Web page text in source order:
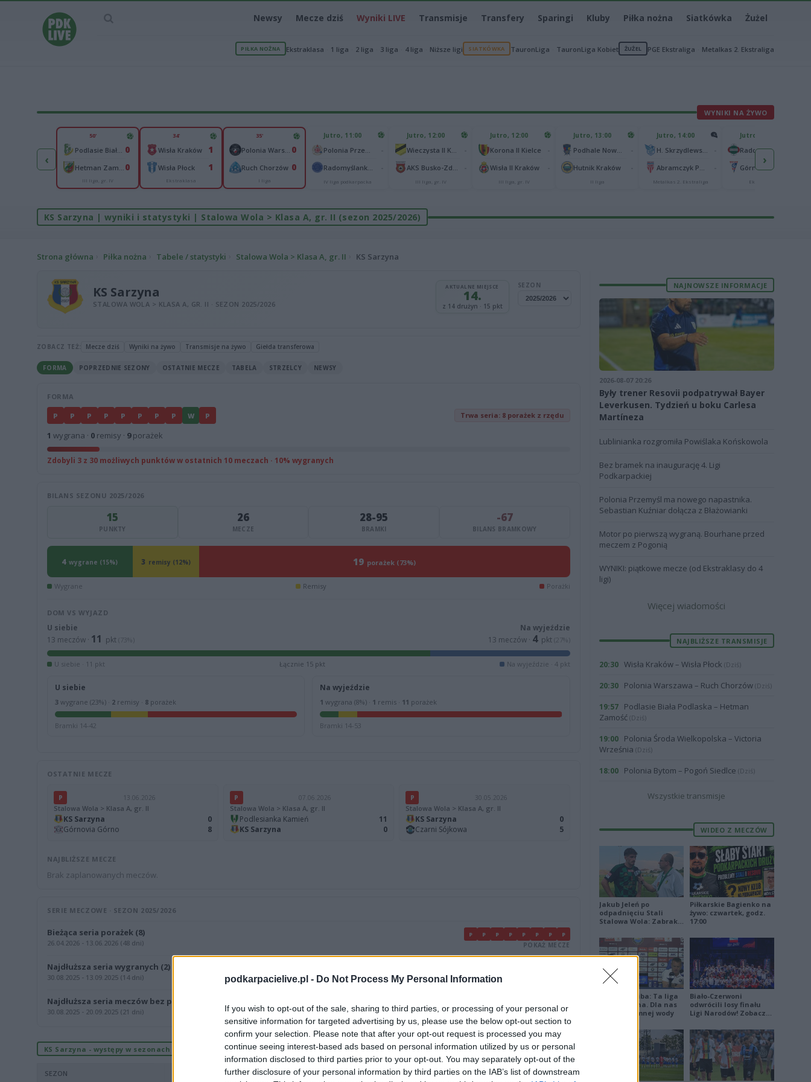
podkarpacielive.pl - Do Not Process My Personal Information
If you wish to opt-out of the sale, sharing to third parties, or processing of your personal or
sensitive information for targeted advertising by us, please use the below opt-out section to
confirm your selection. Please note that after your opt-out request is processed you may
continue seeing interest-based ads based on personal information utilized by us or personal
information disclosed to third parties prior to your opt-out. You may separately opt-out of the
further disclosure of your personal information by third parties on the IAB’s list of downstream
Newsy Mecze dziś Wyniki LIVE Transmisje Transfery Sparingi Kluby Piłka nożna Siatkówka Żużel
PIŁKA NOŻNA Ekstraklasa 1 liga 2 liga 3 liga 4 liga Niższe ligi SIATKÓWKA TauronLiga TauronLiga Kobiet ŻUŻEL PGE Ekstraliga Metalkas 2. Ekstraliga
WYNIKI NA ŻYWO
‹
Bytom 2
Siedlce 2
50'
0
0
III liga, gr. IV
34'
Wisła Kraków 1
Wisła Płock 1
Ekstraklasa
35'
0
Ruch Chorzów 0
I liga
Jutro, 11:00
IV liga podkarpacka
Jutro, 12:00
III liga, gr. IV
Jutro, 12:00
Korona II Kielce
Wisła II Kraków
III liga, gr. IV
Jutro, 13:00
Hutnik Kraków
II liga
Jutro, 14:00
Metalkas 2. Ekstraliga
Jutro, 14:45
Górnik Zabrze
Ekstraklasa
›
KS Sarzyna | wyniki i statystyki | Stalowa Wola > Klasa A, gr. II (sezon 2025/2026)
Strona główna Piłka nożna Tabele / statystyki Stalowa Wola > Klasa A, gr. II KS Sarzyna
KS Sarzyna
STALOWA WOLA > KLASA A, GR. II · SEZON 2025/2026
AKTUALNE MIEJSCE
14.
z 14 drużyn · 15 pkt
SEZON
ZOBACZ TEŻ: Mecze dziś Wyniki na żywo Transmisje na żywo Giełda transferowa
FORMA POPRZEDNIE SEZONY OSTATNIE MECZE TABELA STRZELCY NEWSY
FORMA
P P P P P P P P W P Trwa seria: 8 porażek z rzędu
1 wygrana · 0 remisy · 9porażek
Zdobyli 3 z 30 możliwych punktów w ostatnich 10 meczach · 10% wygranych
BILANS SEZONU 2025/2026
15
PUNKTY
26
MECZE
28-95
BRAMKI
-67
BILANS BRAMKOWY
4 wygrane (15%) 3 remisy (12%) 19 porażek (73%)
Wygrane Remisy Porażki
DOM VS WYJAZD
U siebie
13 meczów · 11 pkt (73%)
Na wyjeździe
13 meczów · 4 pkt (27%)
U siebie · 11 pkt Łącznie 15 pkt Na wyjeździe · 4 pkt
U siebie
3 wygrane (23%) · 2 remisy · 8 porażek
Bramki 14-42
Na wyjeździe
1 wygrana (8%) · 1 remis · 11 porażek
Bramki 14-53
OSTATNIE MECZE
P 13.06.2026
Stalowa Wola > Klasa A, gr. II
KS Sarzyna
0
Górnovia Górno
8
P 07.06.2026
Stalowa Wola > Klasa A, gr. II
Podlesianka Kamień
11
KS Sarzyna
0
P 30.05.2026
Stalowa Wola > Klasa A, gr. II
KS Sarzyna
0
Czarni Sójkowa
5
NAJBLIŻSZE MECZE
Brak zaplanowanych meczów.
SERIE MECZOWE · SEZON 2025/2026
Bieżąca seria porażek (8)
26.04.2026 - 13.06.2026 (48 dni)
P P P P P P P P
POKAŻ MECZE
Najdłuższa seria wygranych (2)
30.08.2025 - 13.09.2025 (14 dni)
Najdłuższa seria meczów bez porażki (3)
30.08.2025 - 20.09.2025 (21 dni) POKAŻ MECZE
KS Sarzyna - występy w sezonach
SEZON LIGA MIEJSCE
NAJNOWSZE INFORMACJE
2026-08-07 20:26
Były trener Resovii podpatrywał Bayer
Leverkusen. Tydzień u boku Carlesa
Martíneza
Lublinianka rozgromiła Powiślaka Końskowola
Bez bramek na inaugurację 4. Ligi
Podkarpackiej
Polonia Przemyśl ma nowego napastnika.
Sebastian Kuźniar dołącza z Błażowianki
Motor po pierwszą wygraną. Bourhane przed
meczem z Pogonią
WYNIKI: piątkowe mecze (od Ekstraklasy do 4
ligi)
Więcej wiadomości
NAJBLIŻSZE TRANSMISJE
20:30 Wisła Kraków – Wisła Płock (Dziś)
20:30 Polonia Warszawa – Ruch Chorzów (Dziś)
19:57
Podlasie Biała Podlaska – Hetman
Zamość (Dziś)
19:00
Polonia Środa Wielkopolska – Victoria
Września (Dziś)
18:00 Polonia Bytom – Pogoń Siedlce (Dziś)
Wszystkie transmisje
WIDEO Z MECZÓW
Jakub Jeleń po
odpadnięciu Stali
Stalowa Wola: Zabrakło
Piłkarskie Bagienko na
żywo: czwartek, godz.
17:00
Damian Skiba: Ta liga
jest brutalna. Dla nas
to kubeł zimnej wody
Biało-Czerwoni
odwrócili losy finału
Ligi Narodów! Zobacz